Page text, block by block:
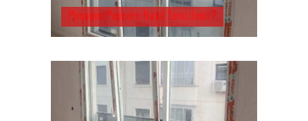
Pimapen Pencere Nasıl Temizlenir?